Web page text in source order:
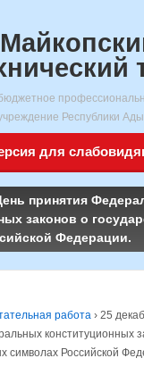
Республики
для
принятия
законов о
Федерации.
работа › 25
конституционных
символах Российской